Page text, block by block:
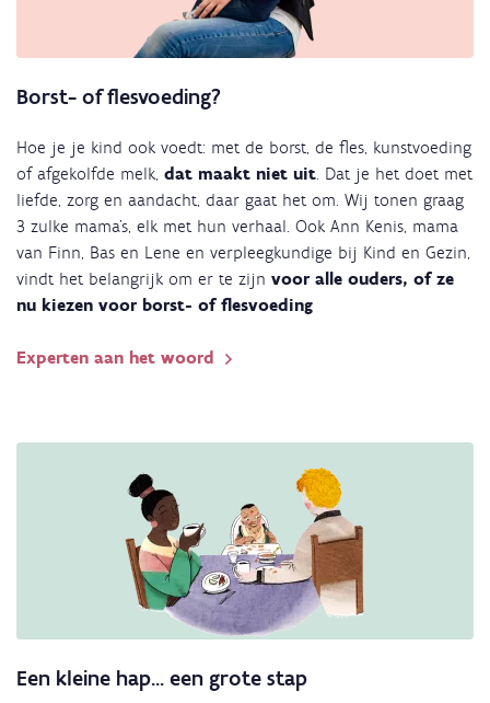
Borst- of flesvoeding?
Hoe je je kind ook voedt: met de borst, de fles, kunstvoeding
of afgekolfde melk, dat maakt niet uit . Dat je het doet met
liefde, zorg en aandacht, daar gaat het om. Wij tonen graag
3 zulke mama’s, elk met hun verhaal. Ook Ann Kenis, mama
van Finn, Bas en Lene en verpleegkundige bij Kind en Gezin,
vindt het belangrijk om er te zijn voor alle ouders, of ze
nu kiezen voor borst- of flesvoeding
Experten aan het woord
Een kleine hap... een grote stap